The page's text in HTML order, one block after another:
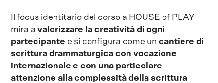
Il focus identitario del corso a HOUSE of PLAY
mira avalorizzare la creatività di ogni
partecipante e si configura come uncantiere di
scrittura drammaturgica con vocazione
internazionale e con una particolare
attenzione alla complessità della scrittura